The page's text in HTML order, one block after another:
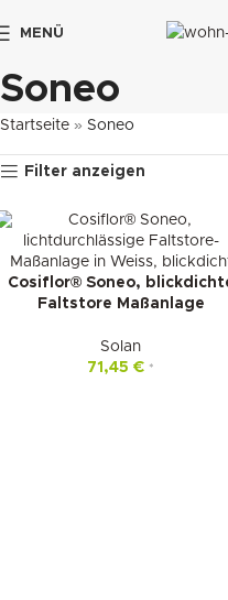
MENÜ
Soneo
Startseite » Soneo
Filter anzeigen
Cosiflor® Soneo,
Faltstore Maßanlage
Solan
71,45 € *